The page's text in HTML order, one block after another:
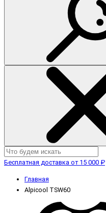
Бесплатная доставка от 15 000 ₽
Главная
Alpicool TSW60